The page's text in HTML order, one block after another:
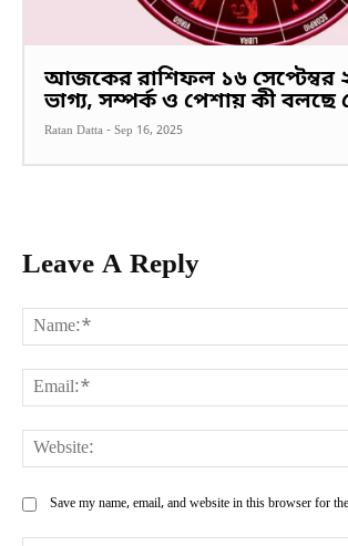
আজকের রাশিফল ১৬ সেপ্টেম্বর
ভাগ্য, সম্পর্ক ও পেশায় কী বলছে
Ratan Datta - Sep 16, 2025
Leave A Reply
Save my name, email, and website in this browser for